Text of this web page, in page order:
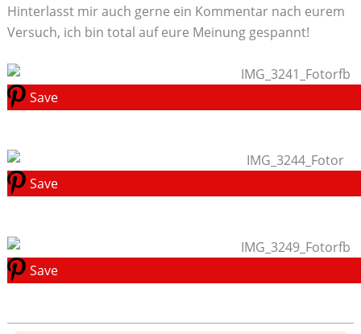
Hinterlasst mir auch gerne ein Kommentar nach eurem
Versuch, ich bin total auf eure Meinung gespannt!
Save
Save
Save